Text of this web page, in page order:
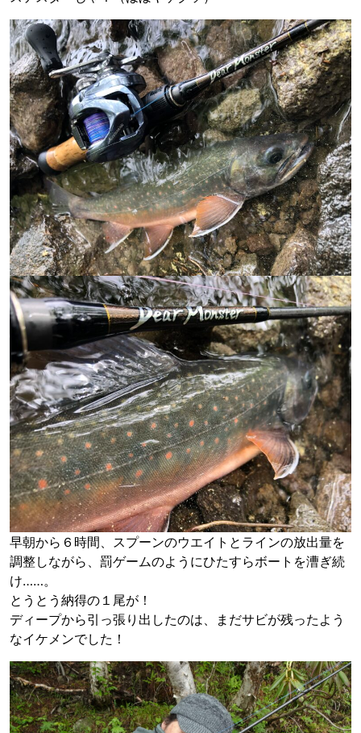
早朝から６時間、スプーンのウエイトとラインの放出量を
調整しながら、罰ゲームのようにひたすらボートを漕ぎ続
け……。
とうとう納得の１尾が！
ディープから引っ張り出したのは、まだサビが残ったよう
なイケメンでした！